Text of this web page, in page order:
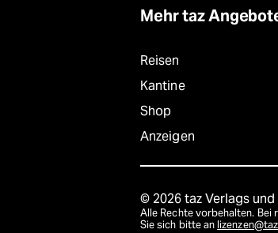
Mehr taz
Reisen
Kantine
Shop
Anzeigen
© 2026 taz Verlags
Alle Rechte vorbehalten. Bei
Sie sich bitte an